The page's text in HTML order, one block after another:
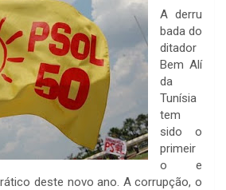
A derru
bada do
ditador
Bem Alí
da
Tunísia
tem
sido o
primeir
o e
deste novo ano. A corrupção, o